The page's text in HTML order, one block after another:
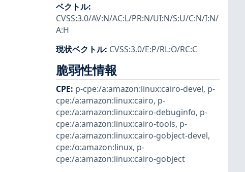
ベクトル:
CVSS:3.0/AV:N/AC:L/PR:N/UI:N/S:U/C:N/I:N/
A:H
現状ベクトル: CVSS:3.0/E:P/RL:O/RC:C
脆弱性情報
CPE: p-cpe:/a:amazon:linux:cairo-devel, p-
cpe:/a:amazon:linux:cairo, p-
cpe:/a:amazon:linux:cairo-debuginfo, p-
cpe:/a:amazon:linux:cairo-tools, p-
cpe:/a:amazon:linux:cairo-gobject-devel,
cpe:/o:amazon:linux, p-
cpe:/a:amazon:linux:cairo-gobject